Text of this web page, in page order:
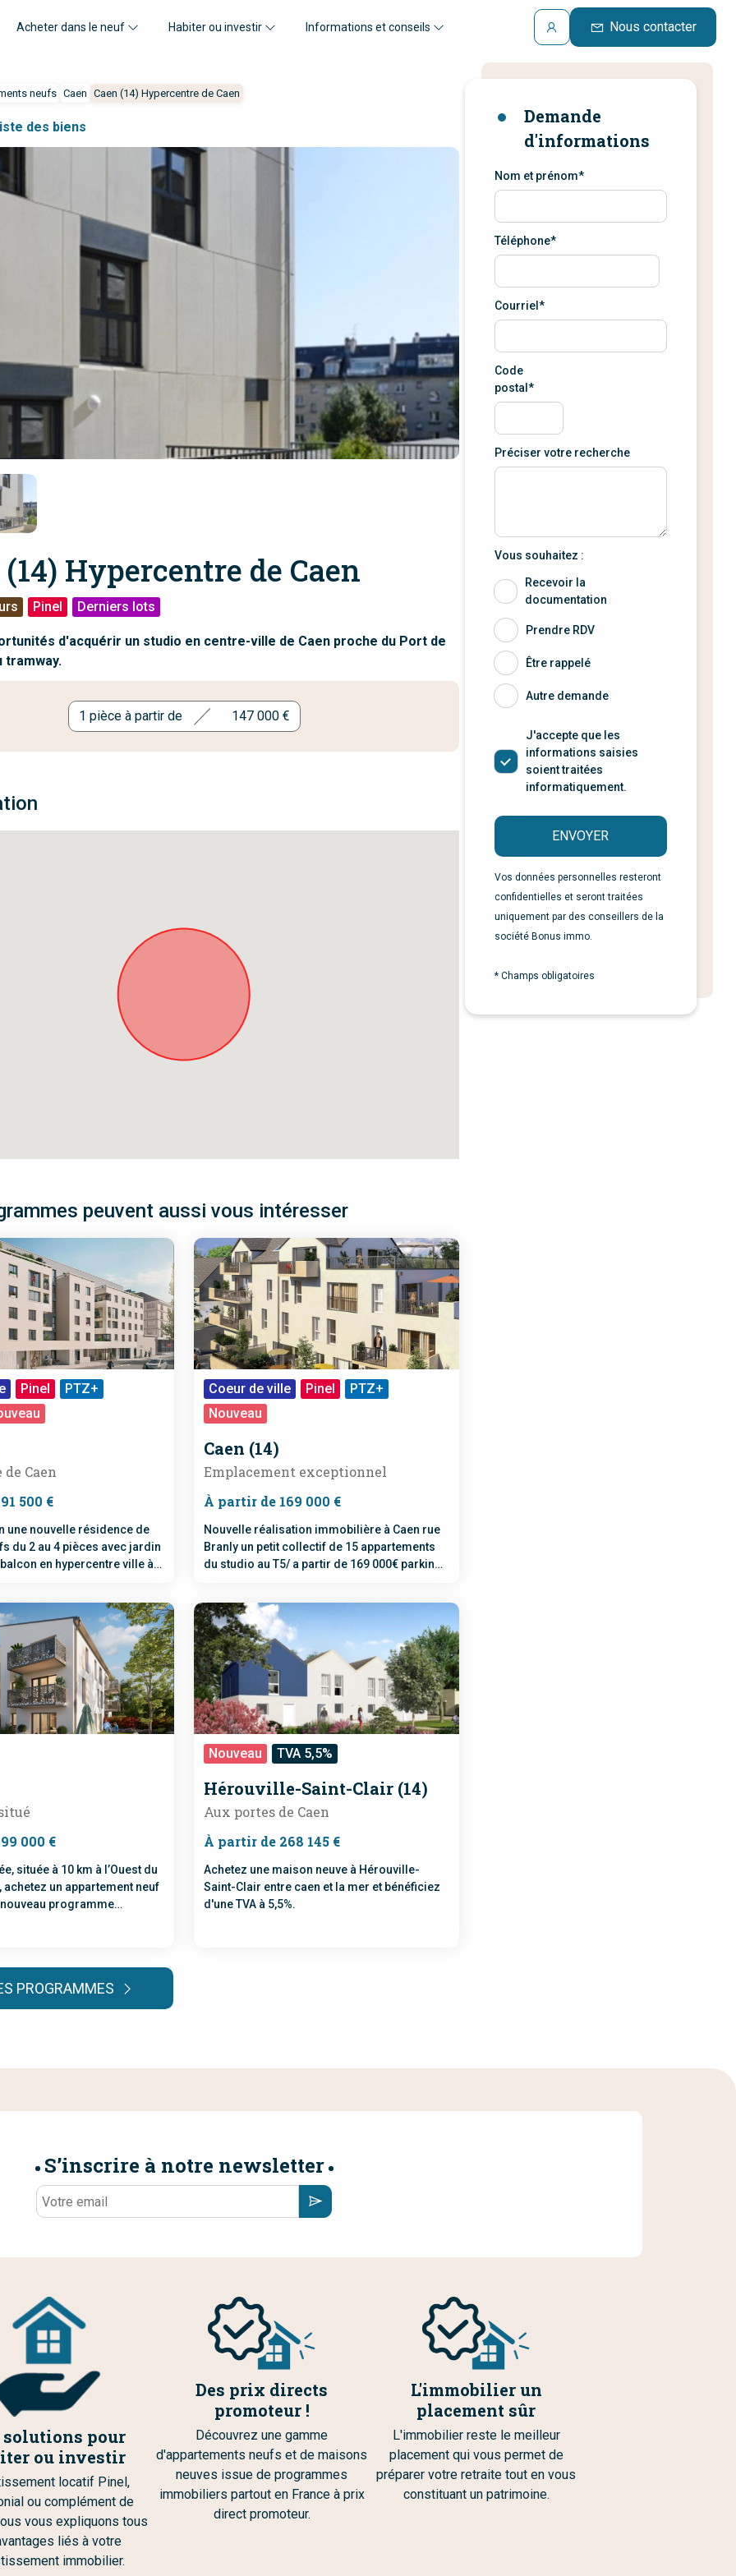
Acheter dans le neuf Habiter ou investir Informations et conseils Nous contacter
neufs Caen Caen (14) Hypercentre de Caen
des biens
(14) Hypercentre de Caen
Pinel Derniers lots
d'acquérir un studio en centre-ville de Caen proche du Port de
tramway.
1 pièce à partir de 147 000 €
peuvent aussi vous intéresser
Pinel
PTZ+
Caen
500 €
une nouvelle résidence de
du 2 au 4 pièces avec jardin
en hypercentre ville à
Coeur de ville Pinel
PTZ+
Nouveau
Caen (14)
Emplacement exceptionnel
À partir de 169 000 €
Nouvelle réalisation immobilière à Caen rue
Branly un petit collectif de 15 appartements
du studio au T5/ a partir de 169 000€ parking
000 €
située à 10 km à l’Ouest du
achetez un appartement neuf
programme
Nouveau TVA 5,5%
Hérouville-Saint-Clair (14)
Aux portes de Caen
À partir de 268 145 €
Achetez une maison neuve à Hérouville-
Saint-Clair entre caen et la mer et bénéficiez
d'une TVA à 5,5%.
PROGRAMMES
Demande
d'informations
Nom et prénom*
Téléphone*
Courriel*
Code
postal*
Préciser votre recherche
Vous souhaitez :
Recevoir la
documentation
Prendre RDV
Être rappelé
Autre demande
J'accepte que les
informations saisies
soient traitées
informatiquement.
ENVOYER
Vos données personnelles resteront
confidentielles et seront traitées
uniquement par des conseillers de la
société Bonus immo.
* Champs obligatoires
S’inscrire à notre newsletter
solutions pour
ou investir
locatif Pinel,
ou complément de
vous expliquons tous
liés à votre
immobilier.
Des prix directs
promoteur !
Découvrez une gamme
d'appartements neufs et de maisons
neuves issue de programmes
immobiliers partout en France à prix
direct promoteur.
L'immobilier un
placement sûr
L'immobilier reste le meilleur
placement qui vous permet de
préparer votre retraite tout en vous
constituant un patrimoine.